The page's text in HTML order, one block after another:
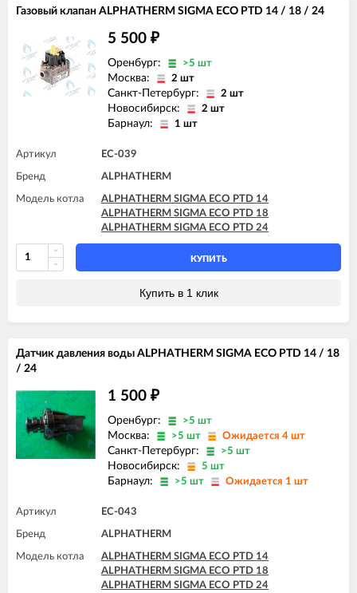
Газовый клапан ALPHATHERM SIGMA ECO PTD 14 / 18 / 24
5 500 ₽
Оренбург: >5 шт
Москва: 2 шт
Санкт-Петербург: 2 шт
Новосибирск: 2 шт
Барнаул: 1 шт
Артикул EC-039
Бренд ALPHATHERM
Модель котла
ALPHATHERM SIGMA ECO PTD 14
ALPHATHERM SIGMA ECO PTD 18
ALPHATHERM SIGMA ECO PTD 24
КУПИТЬ
Купить в 1 клик
Датчик давления воды ALPHATHERM SIGMA ECO PTD 14 / 18
/ 24
1 500 ₽
Оренбург: >5 шт
Москва: >5 шт Ожидается 4 шт
Санкт-Петербург: >5 шт
Новосибирск: 5 шт
Барнаул: >5 шт Ожидается 1 шт
Артикул EC-043
Бренд ALPHATHERM
Модель котла
ALPHATHERM SIGMA ECO PTD 14
ALPHATHERM SIGMA ECO PTD 18
ALPHATHERM SIGMA ECO PTD 24